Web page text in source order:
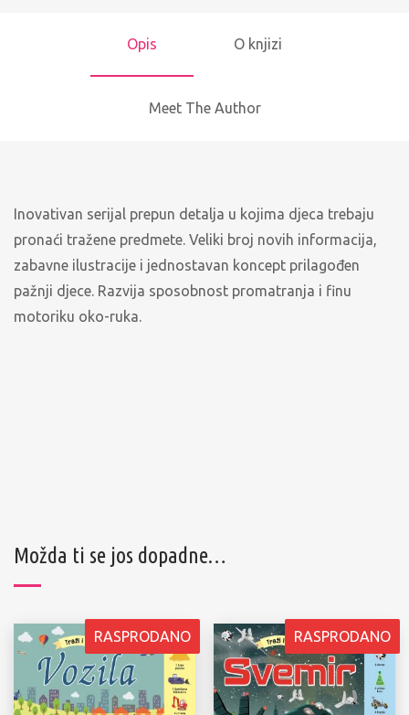
Opis O knjizi
Meet The Author
Inovativan serijal prepun detalja u kojima djeca trebaju
pronaći tražene predmete. Veliki broj novih informacija,
zabavne ilustracije i jednostavan koncept prilagođen
pažnji djece. Razvija sposobnost promatranja i finu
motoriku oko-ruka.
Možda ti se jos dopadne…
RASPRODANO RASPRODANO